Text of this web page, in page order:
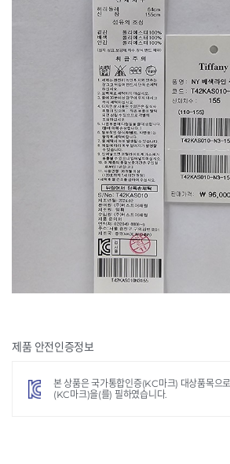
제품 안전인증정보
본 상품은 국가통합인증(KC마크) 대상품목으
(KC마크)을(를) 필하였습니다.
구매옵션 : 색상 옐로우 / 사이즈 120